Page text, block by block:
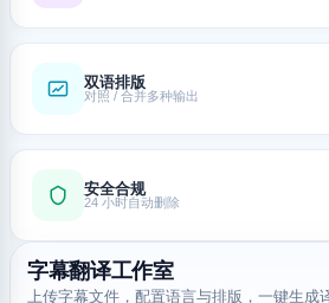
双语排版
对照 / 合并多种输出
安全合规
24 小时自动删除
字幕翻译工作室
上传字幕文件，配置语言与排版，一键生成